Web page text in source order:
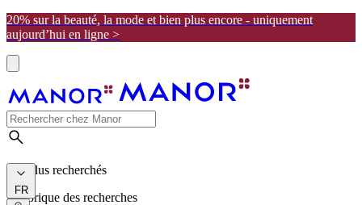
20% sur la beauté, la mode et bien plus encore - uniquement
aujourd’hui en ligne >
Les plus recherchés
Historique des recherches
FR